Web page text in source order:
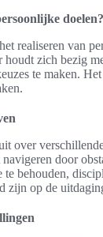
doelen?
realiseren van
houdt zich bezig
te maken.
over
door
behouden,
zijn op de